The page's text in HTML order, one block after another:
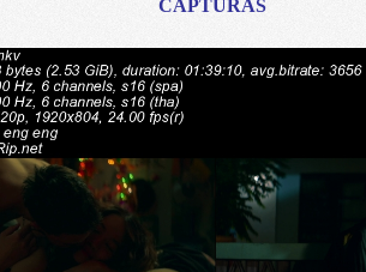
CAPTURAS